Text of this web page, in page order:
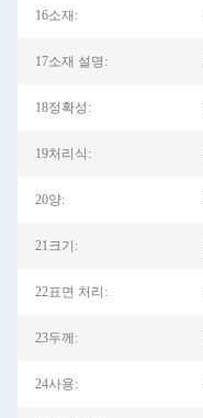
16소재:
17소재 설명:
18정확성:
19처리식:
20양:
21크기:
22표면 처리:
23두께:
24사용: